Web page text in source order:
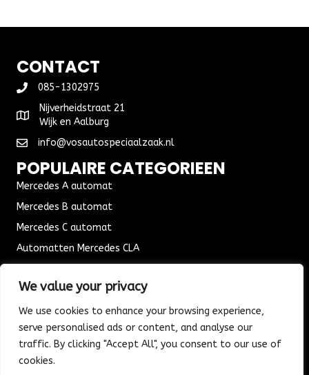
We value your privacy
We use cookies to enhance your browsing experience,
serve personalised ads or content, and analyse our
traffic. By clicking "Accept All", you consent to our use of
cookies.
CONTACT
085-1302975
Nijverheidstraat 21
Wijk en Aalburg
info@vosautospeciaalzaak.nl
POPULAIRE CATEGORIEEN
Mercedes A automat
Mercedes B automat
Mercedes C automat
Automatten Mercedes CLA
ALGEMENE VOORWAARDEN
Algemene voorwaarden
Verzending & Bezorging
Retouren & Ruilen